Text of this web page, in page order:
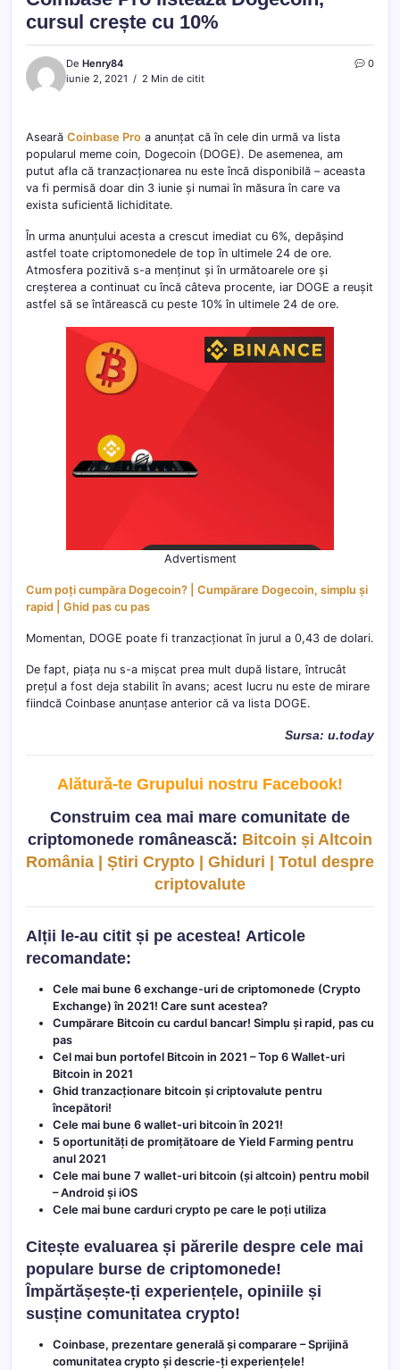
cursul crește cu 10%
De Henry84
iunie 2, 2021
2 Min de citit
0
Aseară Coinbase Pro a anunțat că în cele din urmă va lista
popularul meme coin, Dogecoin (DOGE). De asemenea, am
putut afla că tranzacționarea nu este încă disponibilă – aceasta
va fi permisă doar din 3 iunie și numai în măsura în care va
exista suficientă lichiditate.
În urma anunțului acesta a crescut imediat cu 6%, depășind
astfel toate criptomonedele de top în ultimele 24 de ore.
Atmosfera pozitivă s-a menținut și în următoarele ore și
creșterea a continuat cu încă câteva procente, iar DOGE a reușit
astfel să se întărească cu peste 10% în ultimele 24 de ore.
Advertisment
Cum poți cumpăra Dogecoin? | Cumpărare Dogecoin, simplu și
rapid | Ghid pas cu pas
Momentan, DOGE poate fi tranzacționat în jurul a 0,43 de dolari.
De fapt, piața nu s-a mișcat prea mult după listare, întrucât
prețul a fost deja stabilit în avans; acest lucru nu este de mirare
fiindcă Coinbase anunțase anterior că va lista DOGE.
Sursa: u.today
Alătură-te Grupului nostru Facebook!
Construim cea mai mare comunitate de
criptomonede românească: Bitcoin și Altcoin
România | Știri Crypto | Ghiduri | Totul despre
criptovalute
Alții le-au citit și pe acestea! Articole
recomandate:
Cele mai bune 6 exchange-uri de criptomonede (Crypto
Exchange) în 2021! Care sunt acestea?
Cumpărare Bitcoin cu cardul bancar! Simplu și rapid, pas cu
pas
Cel mai bun portofel Bitcoin in 2021 – Top 6 Wallet-uri
Bitcoin in 2021
Ghid tranzacționare bitcoin și criptovalute pentru
începători!
Cele mai bune 6 wallet-uri bitcoin în 2021!
5 oportunități de promițătoare de Yield Farming pentru
anul 2021
Cele mai bune 7 wallet-uri bitcoin (și altcoin) pentru mobil
– Android și iOS
Cele mai bune carduri crypto pe care le poți utiliza
Citește evaluarea și părerile despre cele mai
populare burse de criptomonede!
Împărtășește-ți experiențele, opiniile și
susține comunitatea crypto!
Coinbase, prezentare generală și comparare – Sprijină
comunitatea crypto și descrie-ți experiențele!